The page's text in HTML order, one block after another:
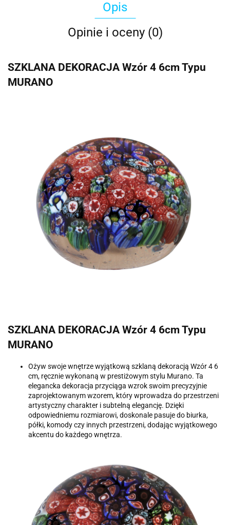
Opis
Opinie i oceny (0)
SZKLANA DEKORACJA Wzór 4 6cm Typu
MURANO
SZKLANA DEKORACJA Wzór 4 6cm Typu
MURANO
Ożyw swoje wnętrze wyjątkową szklaną dekoracją Wzór 4 6
cm, ręcznie wykonaną w prestiżowym stylu Murano. Ta
elegancka dekoracja przyciąga wzrok swoim precyzyjnie
zaprojektowanym wzorem, który wprowadza do przestrzeni
artystyczny charakter i subtelną elegancję. Dzięki
odpowiedniemu rozmiarowi, doskonale pasuje do biurka,
półki, komody czy innych przestrzeni, dodając wyjątkowego
akcentu do każdego wnętrza.